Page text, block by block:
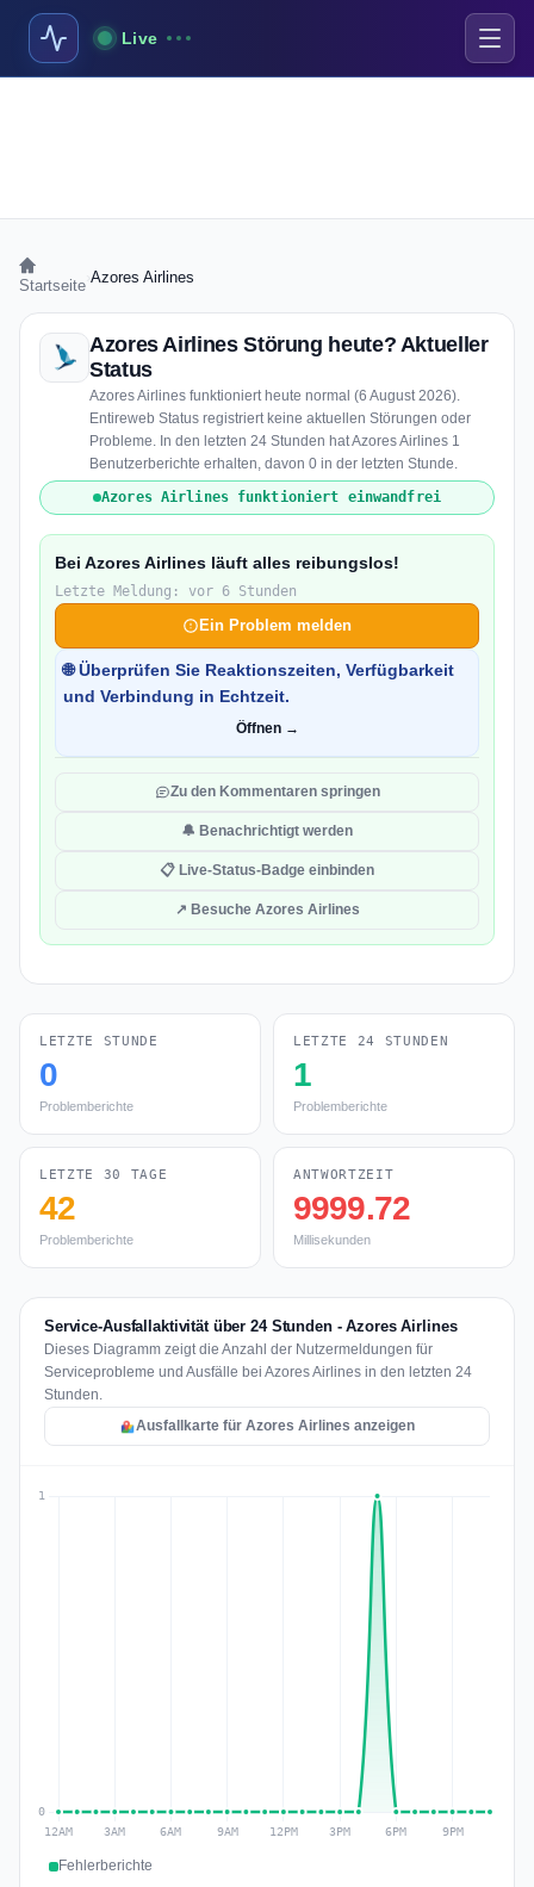
Live
Startseite Azores Airlines
Azores Airlines Störung heute? Aktueller
Status
Azores Airlines funktioniert heute normal (6 August 2026).
Entireweb Status registriert keine aktuellen Störungen oder
Probleme. In den letzten 24 Stunden hat Azores Airlines 1
Benutzerberichte erhalten, davon 0 in der letzten Stunde.
Azores Airlines funktioniert einwandfrei
Bei Azores Airlines läuft alles reibungslos!
Letzte Meldung: vor 6 Stunden
Ein Problem melden
🌐 Überprüfen Sie Reaktionszeiten, Verfügbarkeit
und Verbindung in Echtzeit.
Öffnen →
Zu den Kommentaren springen
🔔 Benachrichtigt werden
📋 Live-Status-Badge einbinden
↗ Besuche Azores Airlines
LETZTE STUNDE
0
Problemberichte
LETZTE 24 STUNDEN
1
Problemberichte
LETZTE 30 TAGE
42
Problemberichte
ANTWORTZEIT
9999.72
Millisekunden
Service-Ausfallaktivität über 24 Stunden - Azores Airlines
Dieses Diagramm zeigt die Anzahl der Nutzermeldungen für
Serviceprobleme und Ausfälle bei Azores Airlines in den letzten 24
Stunden.
Ausfallkarte für Azores Airlines anzeigen
Fehlerberichte